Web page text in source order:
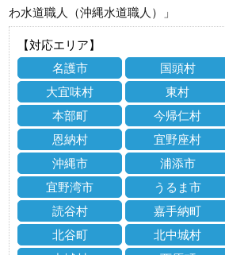
わ水道職人（沖縄水道職人）」
【対応エリア】
名護市
国頭村
大宜味村
東村
本部町
今帰仁村
恩納村
宜野座村
沖縄市
浦添市
宜野湾市
うるま市
読谷村
嘉手納町
北谷町
北中城村